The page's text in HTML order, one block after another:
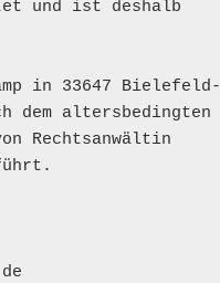
und ist deshalb
in 33647 Bielefeld-
dem altersbedingten
Rechtsanwältin